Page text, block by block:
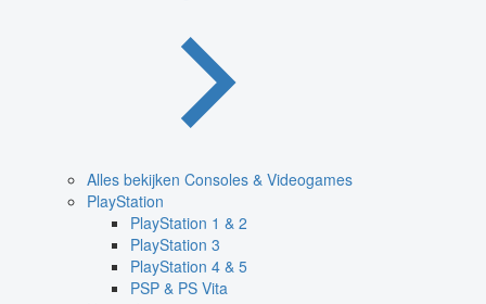
Alles bekijken Consoles & Videogames
PlayStation
PlayStation 1 & 2
PlayStation 3
PlayStation 4 & 5
PSP & PS Vita